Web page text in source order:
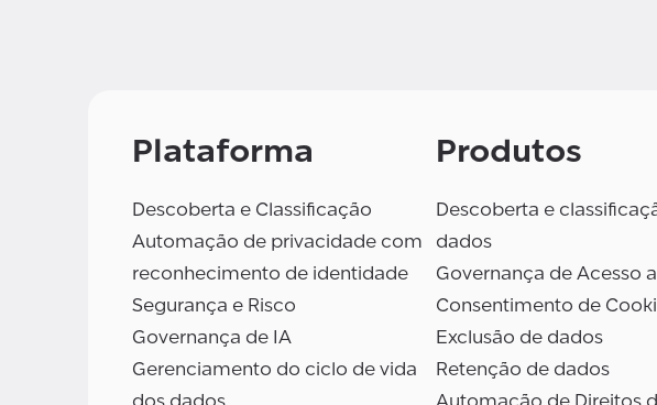
Plataforma
Descoberta e Classificação
Automação de privacidade com
reconhecimento de identidade
Segurança e Risco
Governança de IA
Gerenciamento do ciclo de vida
Produtos
Descoberta e
dados
Governança de Acesso
Consentimento de
Exclusão de dados
Retenção de dados